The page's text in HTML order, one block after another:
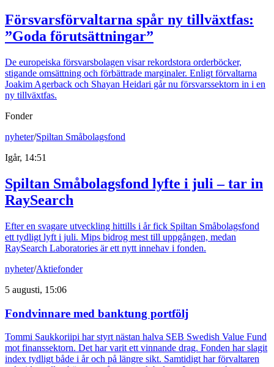
Försvarsförvaltarna spår ny tillväxtfas:
”Goda förutsättningar”
De europeiska försvarsbolagen visar rekordstora orderböcker,
stigande omsättning och förbättrade marginaler. Enligt förvaltarna
Joakim Agerback och Shayan Heidari går nu försvarssektorn in i en
ny tillväxtfas.
Fonder
nyheter/Spiltan Småbolagsfond
Igår, 14:51
Spiltan Småbolagsfond lyfte i juli – tar in
RaySearch
Efter en svagare utveckling hittills i år fick Spiltan Småbolagsfond
ett tydligt lyft i juli. Mips bidrog mest till uppgången, medan
RaySearch Laboratories är ett nytt innehav i fonden.
nyheter/Aktiefonder
5 augusti, 15:06
Fondvinnare med banktung portfölj
Tommi Saukkoriipi har styrt nästan halva SEB Swedish Value Fund
mot finanssektorn. Det har varit ett vinnande drag. Fonden har slagit
index tydligt både i år och på längre sikt. Samtidigt har förvaltaren